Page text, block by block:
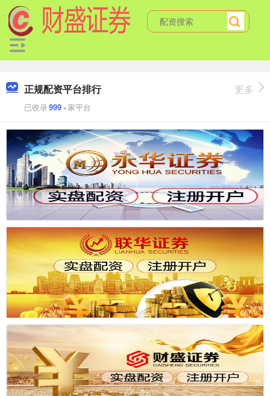
正规配资平台排行
已收录999+家平台
更多